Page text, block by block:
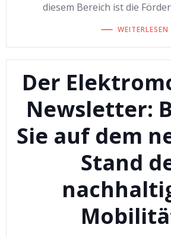
diesem Bereich ist die
WEITERLESEN
Der
Newsletter:
Sie auf dem
Stand